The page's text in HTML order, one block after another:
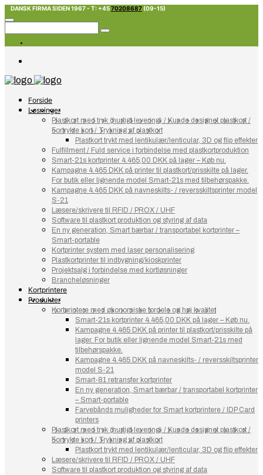
DANSK FIRMA SIDEN 1967 - T: +4570208687 (09-15)
Forside
Løsninger
Plastkort med tryk (hurtigt levering) / Kunde designet plastkort /
Fortrykte kort / Trykning af plastkort
Plastkort trykt med lentikulær/lenticular, 3D og flip effekter
Fulfillment / Fuld service i forbindelse med plastkortproduktion
Smart-21s kortprinter 4.465,00 DKK på lager – Køb nu.
Kampagne 4.465 DKK på printer til plastkort/prisskilte på lager.
For butik eller lignende model Smart-21s med tilbehørspakke.
Kampagne 4.465 DKK på navneskilts- / reversskiltsprinter model
S-21
Læsere/skrivere til RFID / PROX / UHF
Software til plastkort produktion og styring af data
En ny generation, Smart bærbar / transportabel kortprinter –
Smart-portable
Kortprinter system med laser personalisering
Plastkortprinter til indbygning/kioskprinter
Projektsalg i forbindelse med kortløsninger
Brancheløsninger
Kortprintere
Produkter
Kortprintere med økonomiske fordele og høj kvalitet
Smart-21s kortprinter 4.465,00 DKK på lager – Køb nu.
Kampagne 4.465 DKK på printer til plastkort/prisskilte på
lager. For butik eller lignende model Smart-21s med
tilbehørspakke.
Kampagne 4.465 DKK på navneskilts- / reversskiltsprinter
model S-21
Smart-81 retransfer kortprinter
En ny generation, Smart bærbar / transportabel kortprinter
– Smart-portable
Farvebånds muligheder for Smart kortprintere / IDP Card
printers
Plastkort med tryk (hurtigt levering) / Kunde designet plastkort /
Fortrykte kort / Trykning af plastkort
Plastkort trykt med lentikulær/lenticular, 3D og flip effekter
Læsere/skrivere til RFID / PROX / UHF
Software til plastkort produktion og styring af data